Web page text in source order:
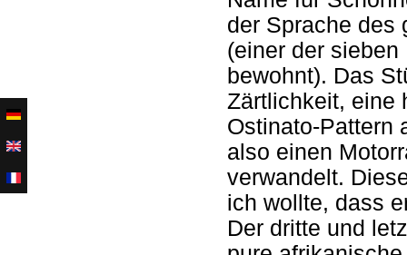
der Sprache des
(einer der
bewohnt). Das
Zärtlichkeit, eine
Ostinato-Pattern
also einen
verwandelt.
ich wollte, dass
Der dritte und